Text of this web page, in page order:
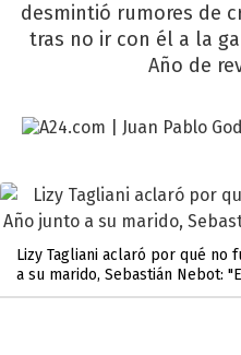
desmintió rumores de
tras no ir con él a la
Año de
Lizy Tagliani aclaró por qué no
a su marido, Sebastián Nebot: